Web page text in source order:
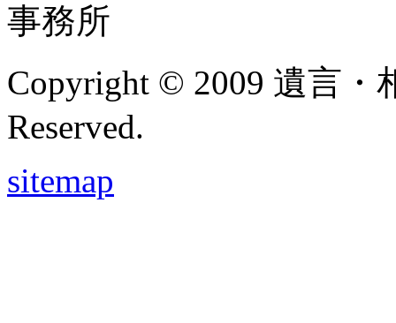
事務所
Copyright © 2009 遺言・
Reserved.
sitemap